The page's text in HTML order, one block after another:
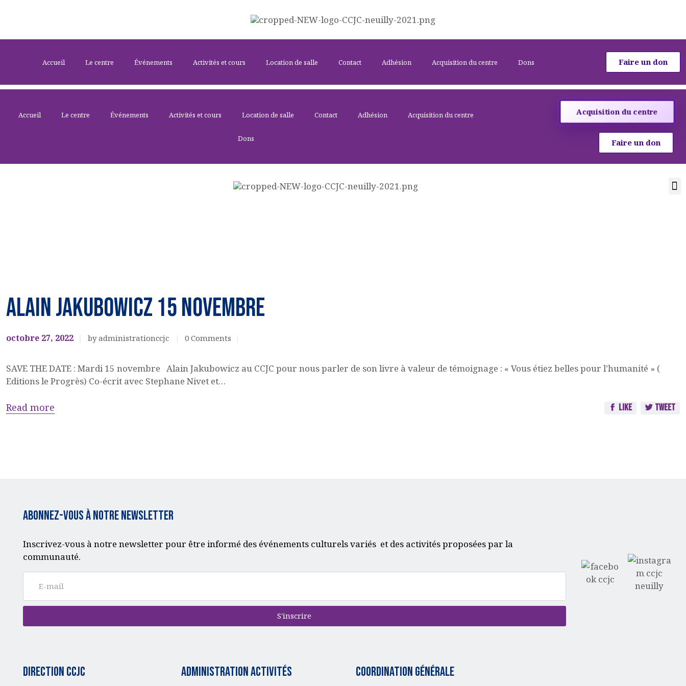
Accueil Le centre Événements Activités et cours Location de salle Contact Adhésion Acquisition du centre Dons Faire un don
Accueil Le centre Événements Activités et cours Location de salle Contact Adhésion Acquisition du centre
Dons
Acquisition du centre
Faire un don
Centre Communautaire et culturel de Neuilly-sur-Seine
ACCUEIL
LE CENTRE
ÉVÉNEMENTS
ACTIVITÉS ET
COURS
LOCATION DE
DONS
Alain JAKUBOWICZ 15 NOVEMBRE
octobre 27, 2022 by administrationccjc 0 Comments
SAVE THE DATE : Mardi 15 novembre Alain Jakubowicz au CCJC pour nous parler de son livre à valeur de témoignage : « Vous étiez belles pour l’humanité » (
Editions le Progrès) Co-écrit avec Stephane Nivet et…
Read more Like Tweet
Abonnez-vous à notre Newsletter
Inscrivez-vous à notre newsletter pour être informé des événements culturels variés et des activités proposées par la
communauté.
S'inscrire
Direction CCJC administration activités Coordination générale